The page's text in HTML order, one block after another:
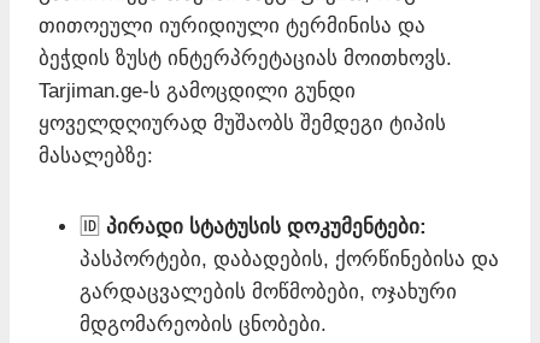
თითოეული იურიდიული ტერმინისა და
ბეჭდის ზუსტ ინტერპრეტაციას მოითხოვს.
Tarjiman.ge-ს გამოცდილი გუნდი
ყოველდღიურად მუშაობს შემდეგი ტიპის
მასალებზე:
🆔 პირადი სტატუსის დოკუმენტები:
პასპორტები, დაბადების, ქორწინებისა და
გარდაცვალების მოწმობები, ოჯახური
მდგომარეობის ცნობები.